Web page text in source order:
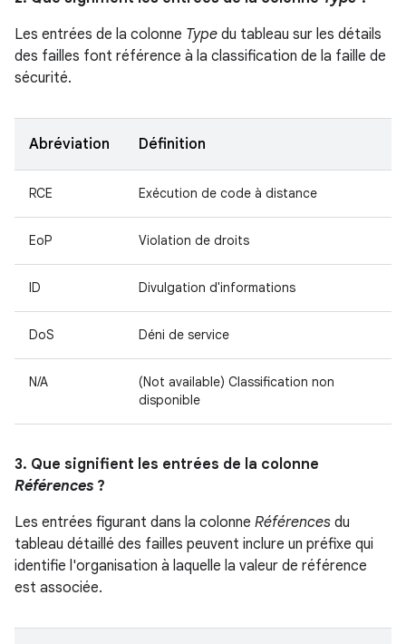
Les entrées de la colonne Type du tableau sur les détails
des failles font référence à la classification de la faille de
sécurité.
Abréviation Définition
RCE Exécution de code à distance
EoP Violation de droits
ID Divulgation d'informations
DoS Déni de service
N/A
(Not available) Classification non
disponible
3. Que signifient les entrées de la colonne
Références ?
Les entrées figurant dans la colonne Références du
tableau détaillé des failles peuvent inclure un préfixe qui
identifie l'organisation à laquelle la valeur de référence
est associée.